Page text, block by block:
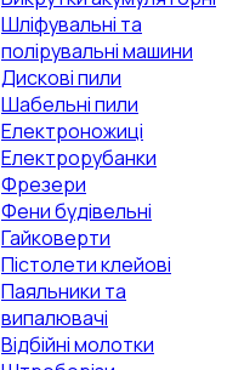
Шліфувальні та
полірувальні машини
Дискові пили
Шабельні пили
Електроножиці
Електрорубанки
Фрезери
Фени будівельні
Гайковерти
Пістолети клейові
Паяльники та
випалювачі
Відбійні молотки